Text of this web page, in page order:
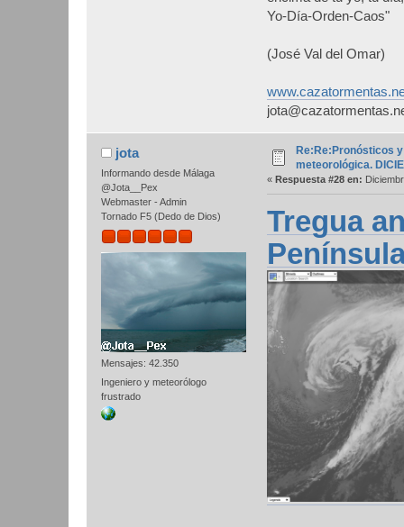
Yo-Día-Orden-Caos"
(José Val del Omar)
jota
Informando desde Málaga
@Jota__Pex
Webmaster - Admin
Tornado F5 (Dedo de Dios)
Mensajes: 42.350
Ingeniero y meteorólogo
frustrado
Re:Re:Pronósticos
meteorológica.
« Respuesta #28 en:
Tregua